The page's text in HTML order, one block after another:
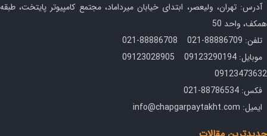
آدرس: تهران، ولیعصر، ابتدای خیابان میرداماد، مجتمع کامپیوتر پایتخت، طبقه
همکف، واحد 50
تلفن: 88886709-021 88886708-021
موبایل: 09123290194 09123028905
09123473632
فکس: 88786534-021
ایمیل: info@chapgarpaytakht.com